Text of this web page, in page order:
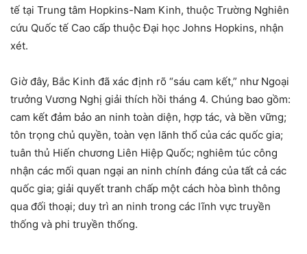
tế tại Trung tâm Hopkins-Nam Kinh, thuộc Trường Nghiên
cứu Quốc tế Cao cấp thuộc Đại học Johns Hopkins, nhận
xét.
Giờ đây, Bắc Kinh đã xác định rõ “sáu cam kết,” như Ngoại
trưởng Vương Nghị giải thích hồi tháng 4. Chúng bao gồm:
cam kết đảm bảo an ninh toàn diện, hợp tác, và bền vững;
tôn trọng chủ quyền, toàn vẹn lãnh thổ của các quốc gia;
tuân thủ Hiến chương Liên Hiệp Quốc; nghiêm túc công
nhận các mối quan ngại an ninh chính đáng của tất cả các
quốc gia; giải quyết tranh chấp một cách hòa bình thông
qua đối thoại; duy trì an ninh trong các lĩnh vực truyền
thống và phi truyền thống.